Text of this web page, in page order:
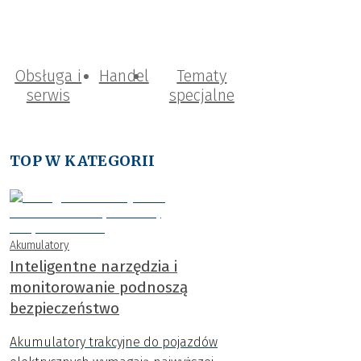
Obsługa i
serwis
Handel
Tematy
specjalne
TOP W KATEGORII
Akumulatory
Inteligentne narzędzia i
monitorowanie podnoszą
bezpieczeństwo
Akumulatory trakcyjne do pojazdów